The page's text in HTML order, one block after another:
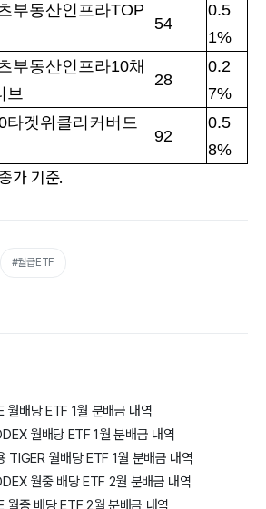
부동산인프라TOP
54
0.5
1%
부동산인프라10채
브
28
0.2
7%
타겟위클리커버드
92
0.5
8%
가 기준.
#월급ETF
월배당 ETF 1월 분배금 내역
월배당 ETF 1월 분배금 내역
TIGER 월배당 ETF 1월 분배금 내역
월중 배당 ETF 2월 분배금 내역
월중 배당 ETF 2월 분배금 내역